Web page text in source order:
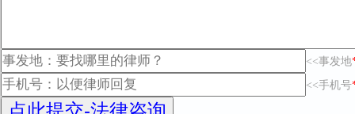
<<事发地
<<手机号